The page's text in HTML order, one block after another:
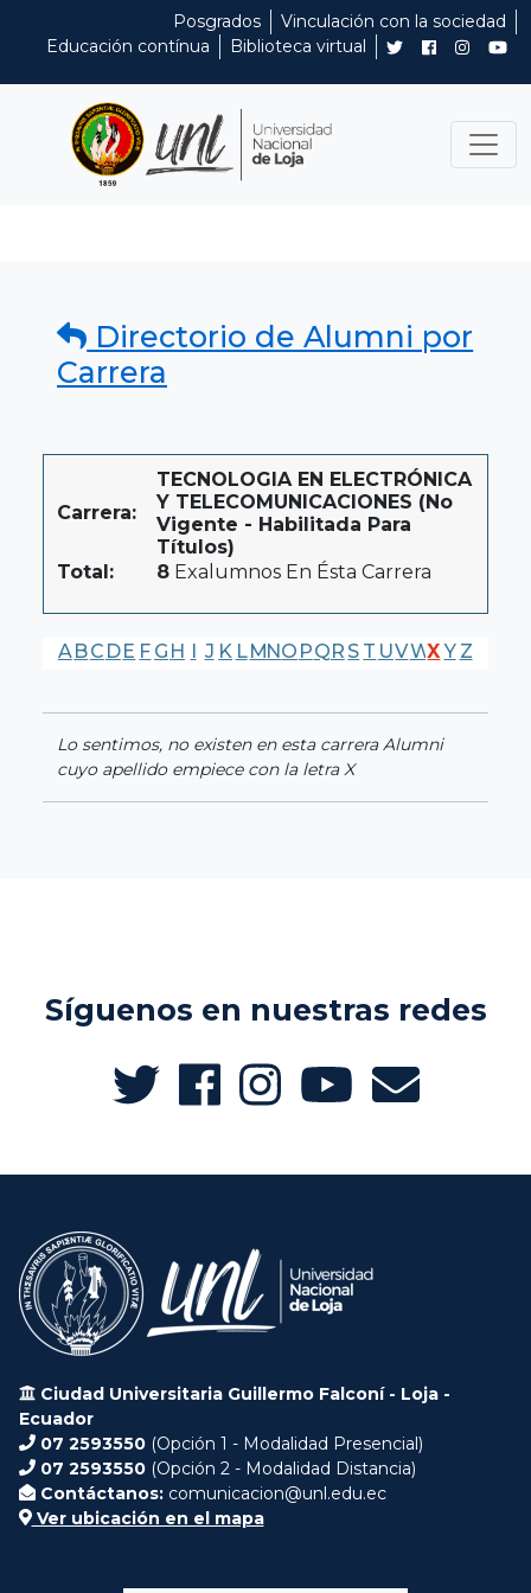
Posgrados
Vinculación con la sociedad
Educación contínua
Biblioteca virtual
Directorio de Alumni por
Carrera
Carrera:
TECNOLOGIA EN ELECTRÓNICA
Y TELECOMUNICACIONES (No
Vigente - Habilitada Para
Títulos)
Total:
8 Exalumnos En Ésta Carrera
A BC DE F G H I J K LMNO PQR S T UVWXY Z
Lo sentimos, no existen en esta carrera Alumni
cuyo apellido empiece con la letra X
Síguenos en nuestras redes
Ciudad Universitaria Guillermo Falconí - Loja -
Ecuador
07 2593550 (Opción 1 - Modalidad Presencial)
07 2593550 (Opción 2 - Modalidad Distancia)
Contáctanos: comunicacion@unl.edu.ec
Ver ubicación en el mapa